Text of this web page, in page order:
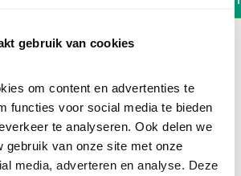
gebruik van cookies
om content en advertenties te
functies voor social media te bieden
te analyseren. Ook delen we
gebruik van onze site met onze
media, adverteren en analyse. Deze